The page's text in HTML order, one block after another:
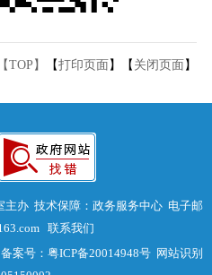
【TOP】 【打印页面 】【 关闭页面 】
主办 技术保障：政务服务中心 电子邮
联系我们
备案号：粤ICP备20014948号 网站识别